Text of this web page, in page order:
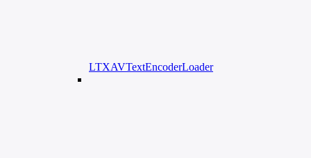
LTXAVTextEncoderLoader